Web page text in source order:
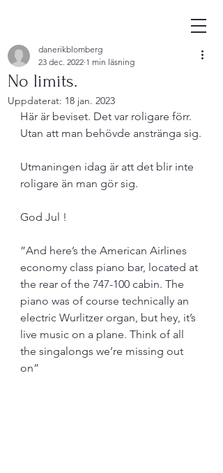
No limits.
danerikblomberg
23 dec. 2022 1 min läsning
Uppdaterat: 18 jan. 2023
Här är beviset. Det var roligare förr.
Utan att man behövde anstränga sig.
Utmaningen idag är att det blir inte
roligare än man gör sig.
God Jul !
”And here’s the American Airlines
economy class piano bar, located at
the rear of the 747-100 cabin. The
piano was of course technically an
electric Wurlitzer organ, but hey, it’s
live music on a plane. Think of all
the singalongs we’re missing out
on”